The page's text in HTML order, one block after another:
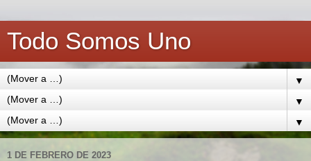
Todo Somos Uno
▼
▼
▼
1 DE FEBRERO DE 2023